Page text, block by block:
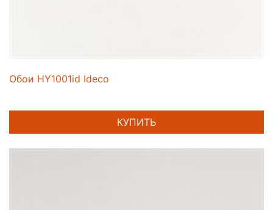
Обои HY1001id Ideco
КУПИТЬ